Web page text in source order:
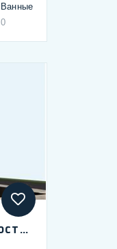
Ванные
0
Продаются квартиры для постоянное проживания в Бургасе, на главной улице в Сарафово